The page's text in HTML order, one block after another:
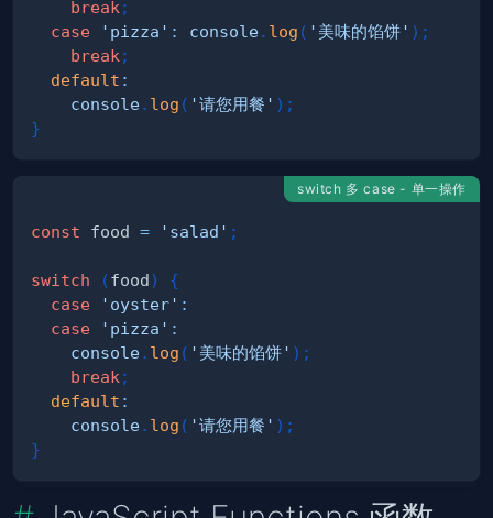
break ;
case
'pizza' : console. log ( '美味的馅饼' ) ;
break ;
default :
console. log ( '请您用餐' ) ;
}
switch 多 case - 单一操作
const food = 'salad' ;
switch (food)
{
case
'oyster' :
case
'pizza' :
console. log ( '美味的馅饼' ) ;
break ;
default :
console. log ( '请您用餐' ) ;
}